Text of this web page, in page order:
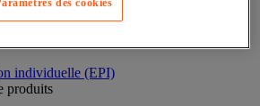
individuelle (EPI)
produits
des cookies